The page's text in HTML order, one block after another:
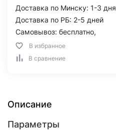
Доставка по Минску: 1-3 дня
Доставка по РБ: 2-5 дней
Самовывоз: бесплатно,
В избранное
В сравнение
Описание
Параметры